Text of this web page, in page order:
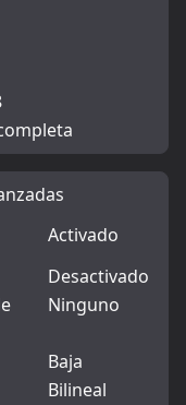
Activado
Desactivado
Ninguno
Baja
Bilineal